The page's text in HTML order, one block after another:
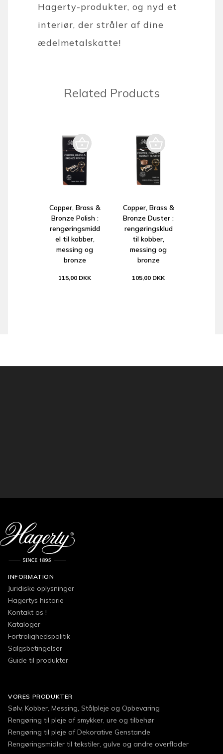
Hagerty-produkter, og nyd et
interiør, der stråler af dine
ædelmetalskatte!
Related Products
Copper, Brass &
Bronze Polish :
rengøringsmidd
el til kobber,
messing og
bronze
115,00 DKK
Copper, Brass &
Bronze Duster :
rengøringsklud
til kobber,
messing og
bronze
105,00 DKK
INFORMATION
Juridiske oplysninger
Hagertys historie
Kontakt os !
Kataloger
Fortrolighedspolitik
Salgsbetingelser
Guide til produkter
VORES PRODUKTER
Sølv, Kobber, Messing, Stålpleje og Opbevaring
Rengøring til pleje af smykker, ure og tilbehør
Rengøring til pleje af Dekorative Genstande
Rengøringsmidler til tekstiler, gulve og andre overflader